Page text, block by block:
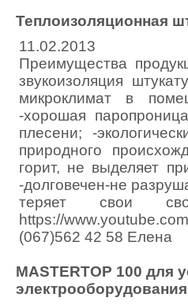
Теплоизоляционная
11.02.2013
Преимущества
звукоизоляция
микроклимат в
-хорошая
плесени; -
природного
горит, не выделяет
-долговечен-не
теряет свои
https://
(067)562 42 58 Елена
MASTERTOP 100 для
электрооборудования